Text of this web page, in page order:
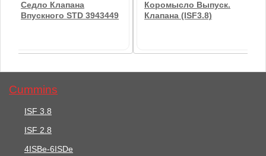
Седло Клапана
Впускного STD 3943449
262 руб.
Коромысло Выпуск.
Клапана (ISF3.8)
Cummins
ISF 3.8
ISF 2.8
4ISBe-6ISDe